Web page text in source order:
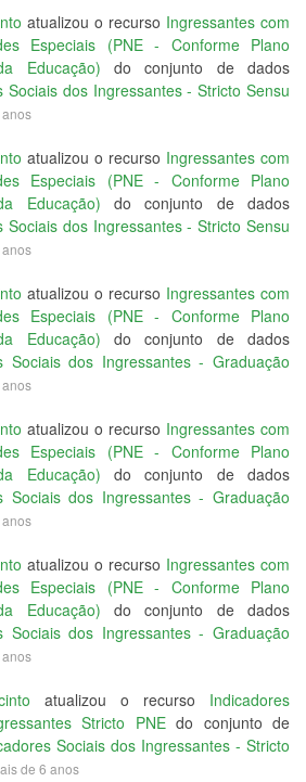
atualizou o recurso Ingressantes com
Especiais (PNE - Conforme Plano
Educação) do conjunto de dados
Sociais dos Ingressantes - Stricto Sensu
atualizou o recurso Ingressantes com
Especiais (PNE - Conforme Plano
Educação) do conjunto de dados
Sociais dos Ingressantes - Stricto Sensu
atualizou o recurso Ingressantes com
Especiais (PNE - Conforme Plano
Educação) do conjunto de dados
Sociais dos Ingressantes - Graduação
atualizou o recurso Ingressantes com
Especiais (PNE - Conforme Plano
Educação) do conjunto de dados
Sociais dos Ingressantes - Graduação
atualizou o recurso Ingressantes com
Especiais (PNE - Conforme Plano
Educação) do conjunto de dados
Sociais dos Ingressantes - Graduação
atualizou o recurso Indicadores
Stricto PNEdo conjunto de
Sociais dos Ingressantes - Stricto
de 6 anos